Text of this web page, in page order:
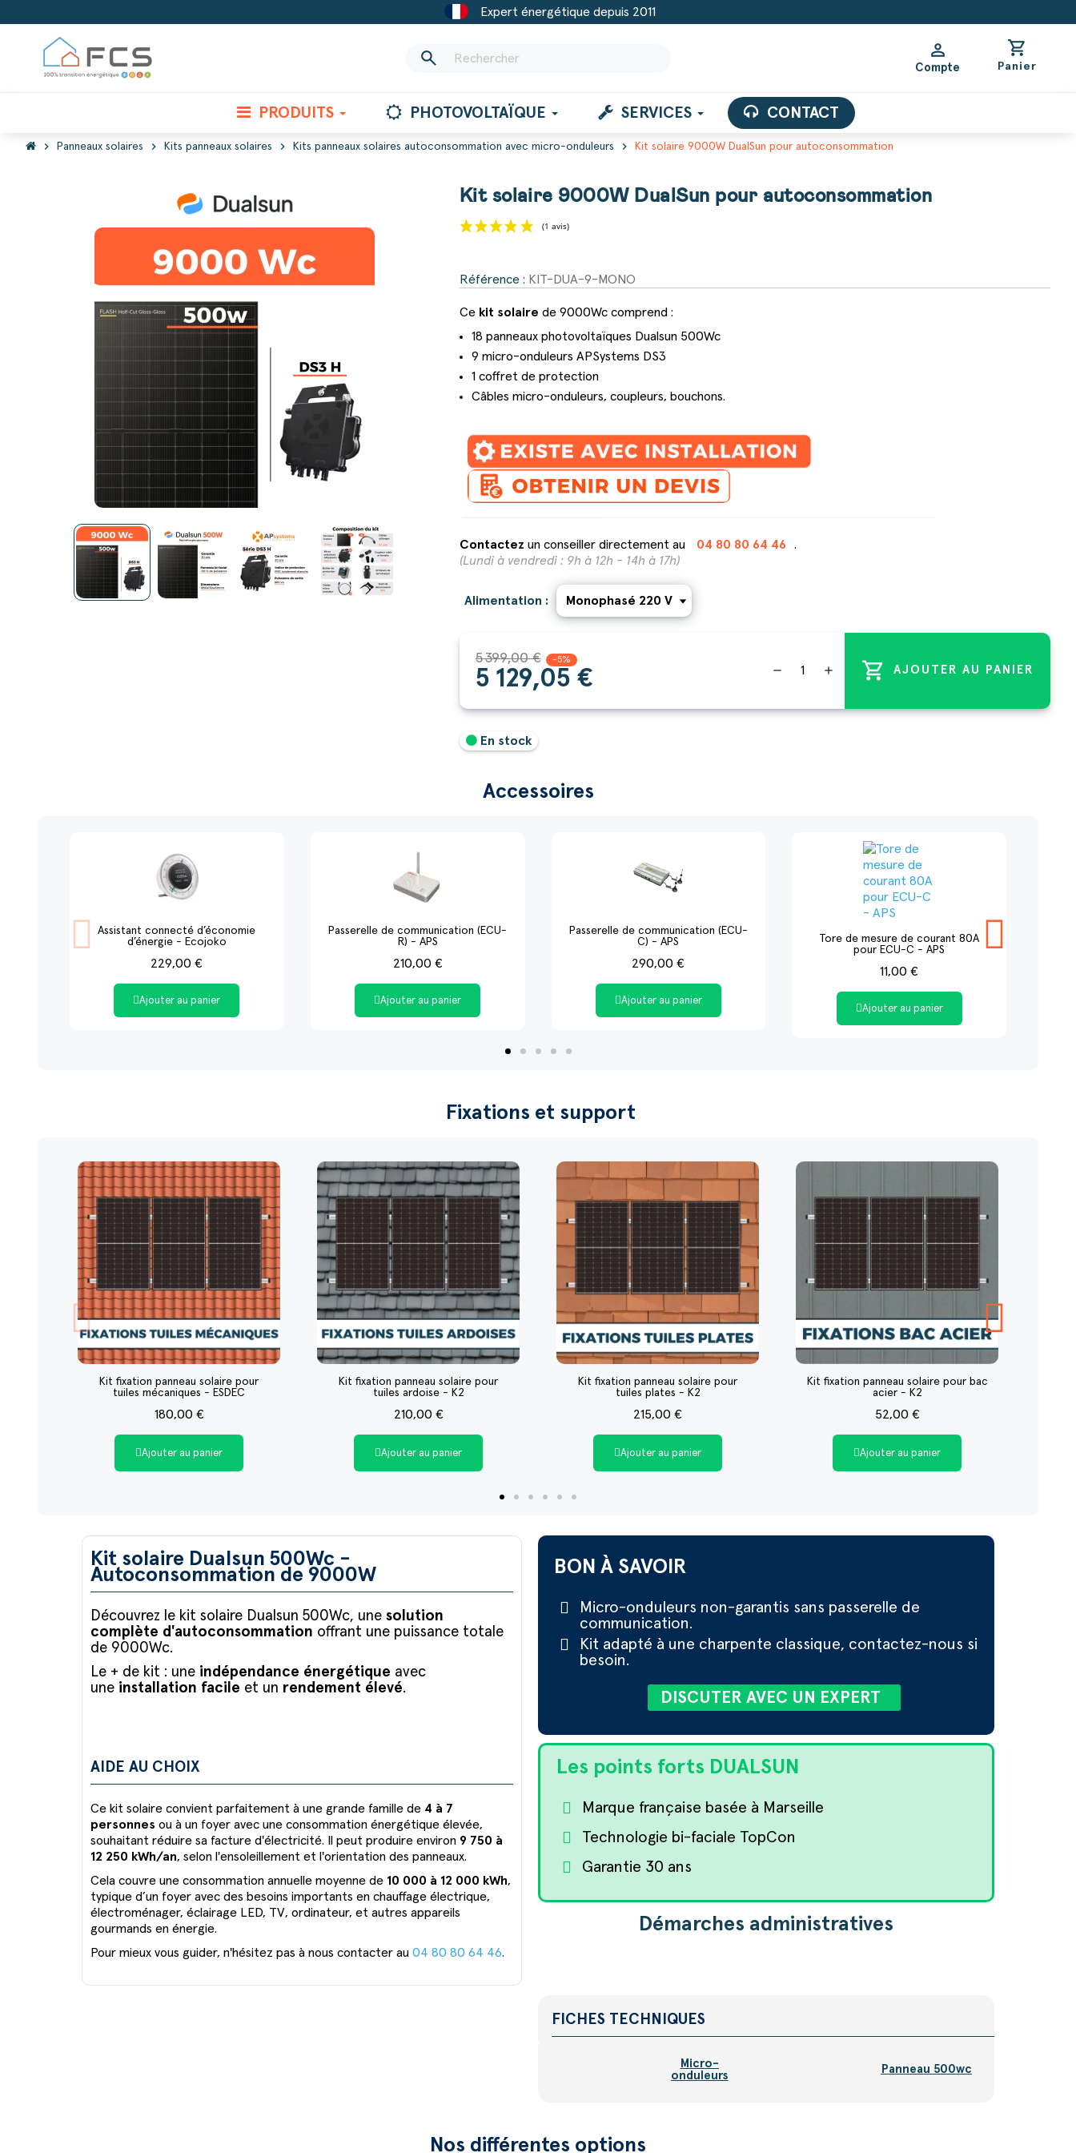
Expert énergétique depuis 2011
search person
Compte
shopping_cart
Panier
PRODUITS PHOTOVOLTAÏQUE SERVICES CONTACT
chevron_right Panneaux solaires chevron_right Kits panneaux solaires chevron_right Kits panneaux solaires autoconsommation avec micro-onduleurs chevron_right Kit solaire 9000W DualSun pour autoconsommation
Kit solaire 9000W DualSun pour autoconsommation
Référence : KIT-DUA-9-MONO
Ce kit solaire de 9000Wc comprend :
18 panneaux photovoltaïques Dualsun 500Wc
9 micro-onduleurs APSystems DS3
1 coffret de protection
Câbles micro-onduleurs, coupleurs, bouchons.
Contactez un conseiller directement au 04 80 80 64 46
.
(Lundi à vendredi : 9h à 12h - 14h à 17h)
Alimentation :
5 399,00 € -5%
5 129,05 € remove add shopping_cart AJOUTER AU PANIER
En stock
Accessoires
Assistant connecté d’économie
d’énergie - Ecojoko
229,00 €
Ajouter au panier
Passerelle de communication (ECU-
R) - APS
210,00 €
Ajouter au panier
Passerelle de communication (ECU-
C) - APS
290,00 €
Ajouter au panier
Tore de mesure de courant 80A
pour ECU-C - APS
11,00 €
Ajouter au panier
Fixations et support
Kit fixation panneau solaire pour
tuiles mécaniques - ESDEC
180,00 €
Ajouter au panier
Kit fixation panneau solaire pour
tuiles ardoise - K2
210,00 €
Ajouter au panier
Kit fixation panneau solaire pour
tuiles plates - K2
215,00 €
Ajouter au panier
Kit fixation panneau solaire pour bac
acier - K2
52,00 €
Ajouter au panier
Kit solaire Dualsun 500Wc -
Autoconsommation de 9000W
Découvrez le kit solaire Dualsun 500Wc, une solution
complète d'autoconsommation offrant une puissance totale
de 9000Wc.
Le + de kit : une indépendance énergétique avec
une installation facile et un rendement élevé.
AIDE AU CHOIX
Ce kit solaire convient parfaitement à une grande famille de 4 à 7
personnes ou à un foyer avec une consommation énergétique élevée,
souhaitant réduire sa facture d'électricité. Il peut produire environ 9 750 à
12 250 kWh/an, selon l'ensoleillement et l'orientation des panneaux.
Cela couvre une consommation annuelle moyenne de 10 000 à 12 000 kWh,
typique d’un foyer avec des besoins importants en chauffage électrique,
électroménager, éclairage LED, TV, ordinateur, et autres appareils
gourmands en énergie.
Pour mieux vous guider, n'hésitez pas à nous contacter au 04 80 80 64 46.
BON À SAVOIR
Micro-onduleurs non-garantis sans passerelle de
communication.
Kit adapté à une charpente classique, contactez-nous si
besoin.
DISCUTER AVEC UN EXPERT
Les points forts DUALSUN
Marque française basée à Marseille
Technologie bi-faciale TopCon
Garantie 30 ans
Démarches administratives
FICHES TECHNIQUES
Micro-
onduleurs
Panneau 500wc
Nos différentes options